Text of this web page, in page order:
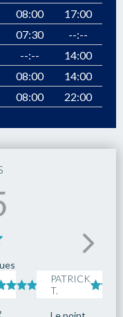
08:00
17:00
07:30
--:--
--:--
14:00
08:00
14:00
08:00
22:00
PATRICK
T.